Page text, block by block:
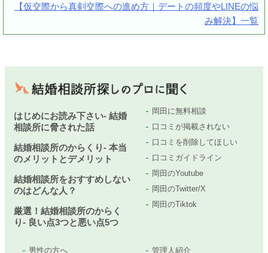
【仮交際から真剣交際への進め方｜デートの頻度やLINEの悩
み解決】一覧
はじめにお読み下さい- 結婚
相談所に脅された話
結婚相談所のからくり- 本当
のメリットとデメリット
結婚相談所をおすすめしない
のはどんな人？
厳選！結婚相談所のからく
り- 良い点3つと悪い点5つ
岡田に無料相談
口コミが掲載されない
口コミを削除してほしい
口コミガイドライン
岡田のYoutube
岡田のTwitter/X
岡田のTiktok
男性の方へ 管理人紹介